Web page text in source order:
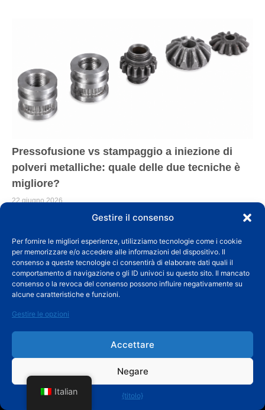
Gestire il consenso
Per fornire le migliori esperienze, utilizziamo tecnologie come i cookie
per memorizzare e/o accedere alle informazioni del dispositivo. Il
consenso a queste tecnologie ci consentirà di elaborare dati quali il
comportamento di navigazione o gli ID univoci su questo sito. Il mancato
consenso o la revoca del consenso possono influire negativamente su
alcune caratteristiche e funzioni.
Gestire le opzioni
Accettare
Negare
{titolo}
Pressofusione vs stampaggio a iniezione di
polveri metalliche: quale delle due tecniche è
migliore?
22 giugno 2026
Ningbo Fuchun Precision Casting Co.,Ltd è uno dei migliori
produttori di colate di investimento al mondo.
Italian